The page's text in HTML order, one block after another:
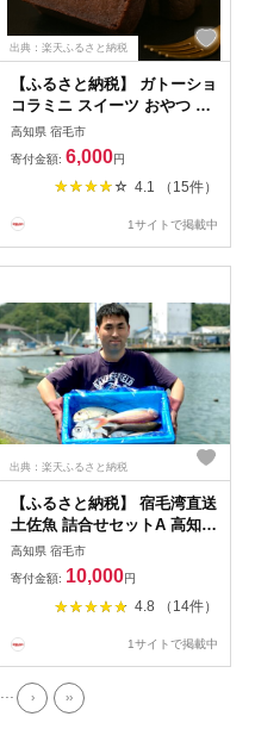
出典：楽天ふるさと納税
【ふるさと納税】 ガトーショ
コラミニ スイーツ おやつ ギ
フト 贈り物 濃厚 ケーキ チョ
コ チョコレート 絶品 洋菓子
デザート 人気 予約 クーベル
チュール ベルギー 手作り お
バースデー カカオ 高級 ミニ
高知県 宿毛市
寄付金額: 6,000円
4.1 （15件）
1サイトで掲載中
出典：楽天ふるさと納税
【ふるさと納税】 宿毛湾直送
土佐魚 詰合せセットA 高知県
産 鮮魚 魚介類 海鮮 水産加工
品 刺身 干物 寿司ネタ 食べ比
べ グルメ ごちそう 贈答用 贈
り物 お取り寄せ 特産品 旬の
返礼品 寄付 宿毛市 高知県
高知県 宿毛市
寄付金額: 10,000円
4.8 （14件）
1サイトで掲載中
... › ››